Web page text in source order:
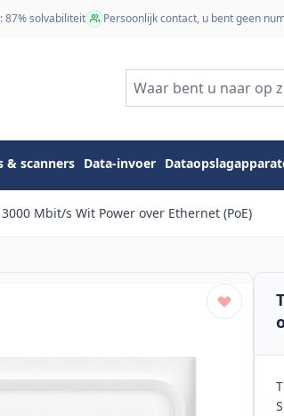
87% solvabiliteit Persoonlijk contact, u bent geen
& scanners Data-invoer
Mbit/s Wit Power over Ethernet (PoE)